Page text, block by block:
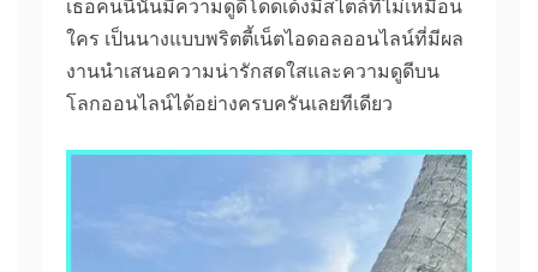
เธอคนนี้นั้นมีความดูดีโดดเด้งมีสไตล์ที่ไม่เหมือน
ใคร เป็นนางแบบพริตตี้เน็ตไอดอลออนไลน์ที่มีผล
งานนำเสนอความน่ารักสดใสและความดูดีบน
โลกออนไลน์ได้อย่างครบครันเลยทีเดียว